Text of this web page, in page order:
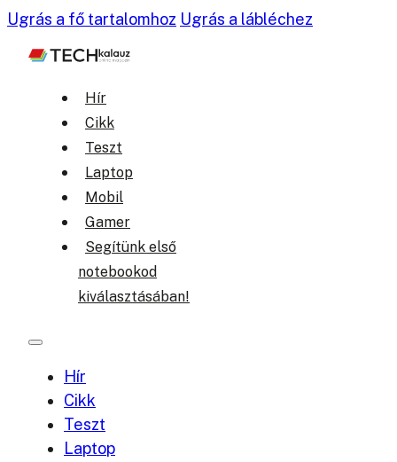
Ugrás a fő tartalomhoz Ugrás a lábléchez
Hír
Cikk
Teszt
Laptop
Mobil
Gamer
Segítünk első
notebookod
kiválasztásában!
Hír
Cikk
Teszt
Laptop